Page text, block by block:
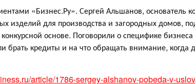
«Бизнес.Ру». Сергей Альшанов, основатель
изделий для производства и загородных домов,
основе. Поговорили о специфике бизнеса
кредиты и на что обращать внимание, когда
article/1786-sergey-alshanov-pobeda-v-